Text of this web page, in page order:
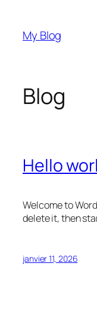
contenu
My Blog
Blog
Hello
Welcome to
delete it, then
janvier 11, 2026